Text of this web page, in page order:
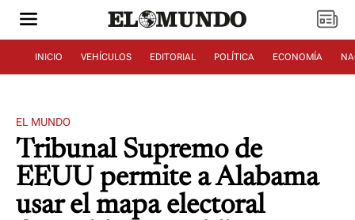
INICIO VEHÍCULOS EDITORIAL POLÍTICA ECONOMÍA
EL MUNDO
Tribunal Supremo de
EEUU permite a Alabama
usar el mapa electoral